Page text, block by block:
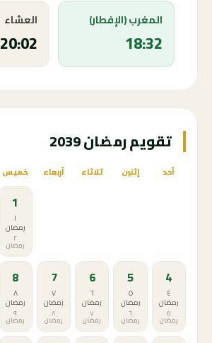
المغرب (الإفطار)
18:32
العشاء
20:02
تقويم رمضان 2039
أحد إثنين ثلاثاء أربعاء خميس
1
١
رمضان
٢
رمضان
4
٤
رمضان
٥
رمضان
5
٥
رمضان
٦
رمضان
6
٦
رمضان
٧
رمضان
7
٧
رمضان
٨
رمضان
8
٨
رمضان
٩
رمضان